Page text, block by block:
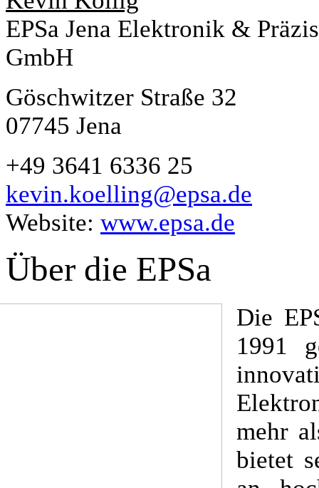
EPSa Jena Elektronik &
GmbH
Göschwitzer Straße 32
07745 Jena
+49 3641 6336 25
kevin.koelling@epsa.de
Website: www.epsa.de
Über die EPSa
Die
1991
mehr
bietet